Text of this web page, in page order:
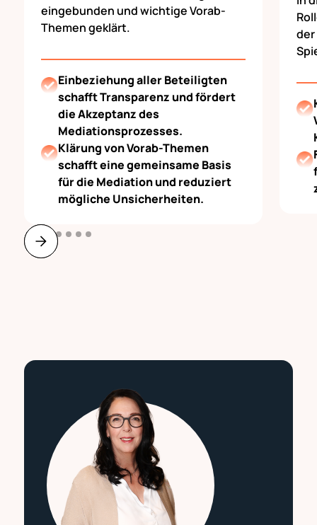
eingebunden und wichtige Vorab-
Themen geklärt.
Einbeziehung aller Beteiligten
schafft Transparenz und fördert
die Akzeptanz des
Mediationsprozesses.
Klärung von Vorab-Themen
schafft eine gemeinsame Basis
für die Mediation und reduziert
mögliche Unsicherheiten.